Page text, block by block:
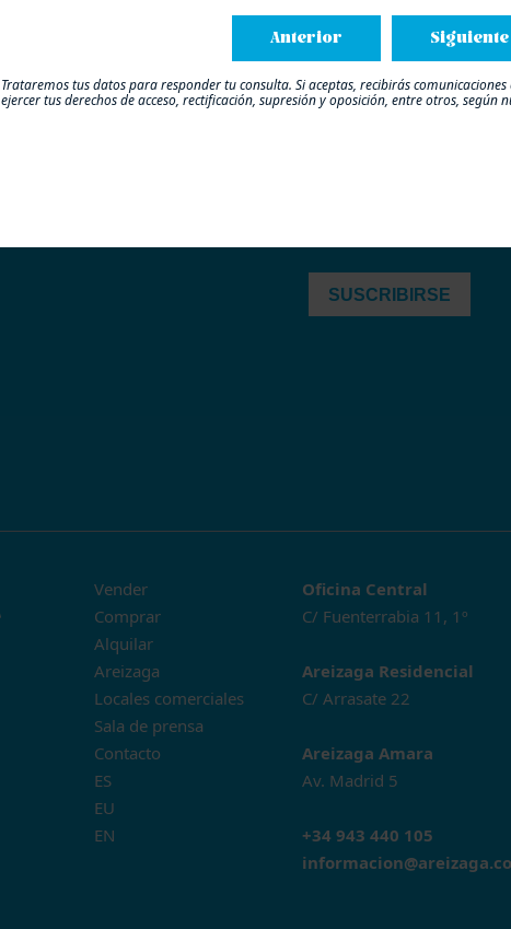
Vender
Comprar
Alquilar
Areizaga
Locales comerciales
Sala de prensa
Contacto
ES
EU
EN
Oficina Central
C/ Fuenterrabia 11, 1º
Areizaga Residencial
C/ Arrasate 22
Areizaga Amara
Av. Madrid 5
+34 943 440 105
Anterior Siguiente
Trataremos tus datos para responder tu consulta. Si aceptas, recibirás
ejercer tus derechos de acceso, rectificación, supresión y oposición, entre otros, según